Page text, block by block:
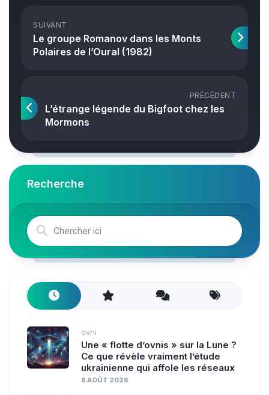
SUIVANT
Le groupe Romanov dans les Monts
Polaires de l’Oural (1982)
PRÉCÉDENT
L’étrange légende du Bigfoot chez les
Mormons
Recherche
ovni
Une « flotte d’ovnis » sur la Lune ?
Ce que révèle vraiment l’étude
ukrainienne qui affole les réseaux
8 AOÛT 2026